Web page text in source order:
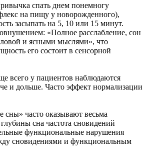
спать днем понемногу
на пищу у новорожденного),
засыпать на 5, 10 или 15 минут.
«Полное расслабление, сон
и ясными мыслями», что
его состоит в сенсорной
всего у пациентов наблюдаются
и дольше. Часто эффект нормализации
сны» часто оказывают весьма
сна частота сновидений
функциональные нарушения
сновидениями и функциональным